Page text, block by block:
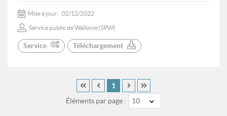
Mise à jour: 02/12/2022
Service public de Wallonie (SPW)
Service Téléchargement
Éléments par page : 10
1